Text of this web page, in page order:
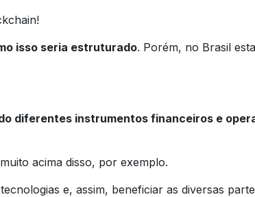
isso seria estruturado. Porém, no Brasil esta
diferentes instrumentos financeiros e
acima disso, por exemplo.
e, assim, beneficiar as diversas